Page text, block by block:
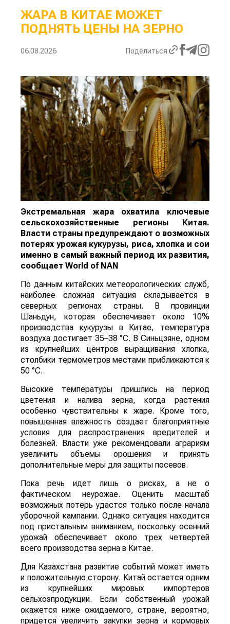
ЖАРА В КИТАЕ МОЖЕТ
ПОДНЯТЬ ЦЕНЫ НА ЗЕРНО
06.08.2026 Поделиться
Экстремальная жара охватила ключевые
сельскохозяйственные регионы Китая.
Власти страны предупреждают о возможных
потерях урожая кукурузы, риса, хлопка и сои
именно в самый важный период их развития,
сообщает World of NAN
По данным китайских метеорологических служб,
наиболее сложная ситуация складывается в
северных регионах страны. В провинции
Шаньдун, которая обеспечивает около 10%
производства кукурузы в Китае, температура
воздуха достигает 35–38 °C. В Синьцзяне, одном
из крупнейших центров выращивания хлопка,
столбики термометров местами приближаются к
50 °C.
Высокие температуры пришлись на период
цветения и налива зерна, когда растения
особенно чувствительны к жаре. Кроме того,
повышенная влажность создает благоприятные
условия для распространения вредителей и
болезней. Власти уже рекомендовали аграриям
увеличить объемы орошения и принять
дополнительные меры для защиты посевов.
Пока речь идет лишь о рисках, а не о
фактическом неурожае. Оценить масштаб
возможных потерь удастся только после начала
уборочной кампании. Однако ситуация находится
под пристальным вниманием, поскольку осенний
урожай обеспечивает около трех четвертей
всего производства зерна в Китае.
Для Казахстана развитие событий может иметь
и положительную сторону. Китай остается одним
из крупнейших мировых импортеров
сельхозпродукции. Если собственный урожай
окажется ниже ожидаемого, стране, вероятно,
придется увеличить закупки зерна и кормовых